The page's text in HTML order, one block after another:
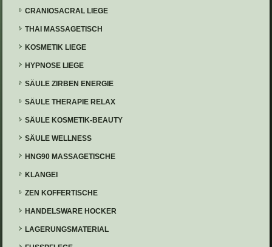
CRANIOSACRAL LIEGE
THAI MASSAGETISCH
KOSMETIK LIEGE
HYPNOSE LIEGE
SÄULE ZIRBEN ENERGIE
SÄULE THERAPIE RELAX
SÄULE KOSMETIK-BEAUTY
SÄULE WELLNESS
HNG90 MASSAGETISCHE
KLANGEI
ZEN KOFFERTISCHE
HANDELSWARE HOCKER
LAGERUNGSMATERIAL